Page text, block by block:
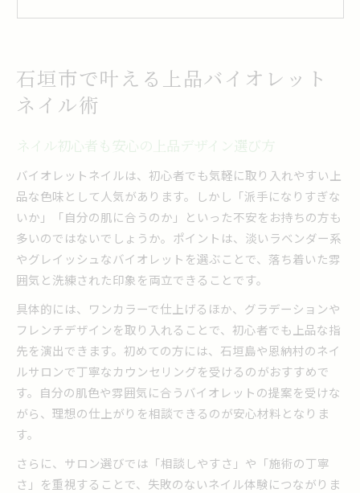
おすすめネイルサロンの選び方と比較ポイント
リゾート映えするバイオレットネイルの魅力
南国に映えるネイルカラーの選び方ガイド
沖縄らしさを引き出すネイルデザインの秘訣
ネイルで楽しむ石垣島のおすすめスタイル
恩納村で楽しむ季節感あふれるネイル体験
恩納村で人気のバイオレットネイル体験談
季節に合ったネイルデザインの楽しみ方
リゾート旅行で映えるネイルのポイント
ネイルサロン選びで重視すべき実用条件
フットネイルも映えるおすすめの楽しみ方
人気のバイオレットネイルを賢く楽しむには
安いネイルでも上品に仕上げる方法とは
予約時に役立つネイルサロン比較のコツ
バイオレットネイルの長持ちテクニック
石垣島マツエクとネイルの組み合わせ術
南国旅先ならではのネイル魅力を再発見
石垣市で叶える上品バイオレット
ネイル術
ネイル初心者も安心の上品デザイン選び方
バイオレットネイルは、初心者でも気軽に取り入れやすい上
品な色味として人気があります。しかし「派手になりすぎな
いか」「自分の肌に合うのか」といった不安をお持ちの方も
多いのではないでしょうか。ポイントは、淡いラベンダー系
やグレイッシュなバイオレットを選ぶことで、落ち着いた雰
囲気と洗練された印象を両立できることです。
具体的には、ワンカラーで仕上げるほか、グラデーションや
フレンチデザインを取り入れることで、初心者でも上品な指
先を演出できます。初めての方には、石垣島や恩納村のネイ
ルサロンで丁寧なカウンセリングを受けるのがおすすめで
す。自分の肌色や雰囲気に合うバイオレットの提案を受けな
がら、理想の仕上がりを相談できるのが安心材料となりま
す。
さらに、サロン選びでは「相談しやすさ」や「施術の丁寧
さ」を重視することで、失敗のないネイル体験につながりま